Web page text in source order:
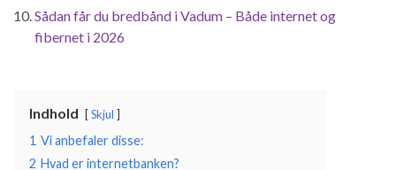
Sådan får du bredbånd i Vadum – Både internet og
fibernet i 2026
Indhold Skjul
1 Vi anbefaler disse:
2 Hvad er internetbanken?